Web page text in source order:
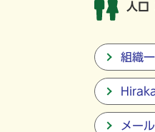
人口
組織
メー